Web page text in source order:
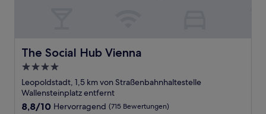
The Social Hub Vienna
The Social Hub Vienna
4.0-
Sterne-
Unterkunft
Leopoldstadt, 1,5 km von Straßenbahnhaltestelle
Wallensteinplatz entfernt
8.8
8,8/10 Hervorragend (715 Bewertungen)